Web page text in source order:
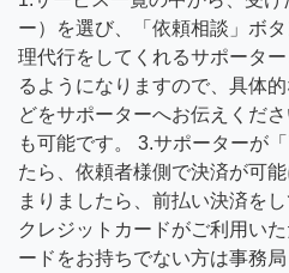
ー）を選び、「依頼相談」ボ
理代行をしてくれるサポータ
るようになりますので、具体
どをサポーターへお伝えくだ
も可能です。 3.サポーターが
たら、依頼者様側で決済が可
まりましたら、前払い決済を
クレジットカードがご利用い
ードをお持ちでない方は事務